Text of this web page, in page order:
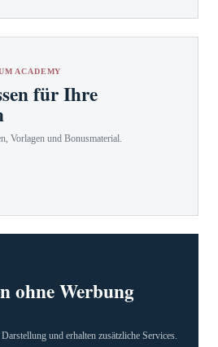
ACADEMY
für Ihre
Vorlagen und Bonusmaterial.
ohne Werbung
und erhalten zusätzliche Services.